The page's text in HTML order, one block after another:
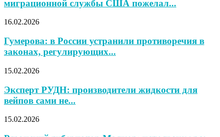
миграционной службы США пожелал...
16.02.2026
Гумерова: в России устранили противоречия в
законах, регулирующих...
15.02.2026
Эксперт РУДН: производители жидкости для
вейпов сами не...
15.02.2026